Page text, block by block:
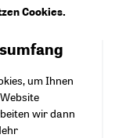
عربي
Cookies.
um Ihnen
wir dann